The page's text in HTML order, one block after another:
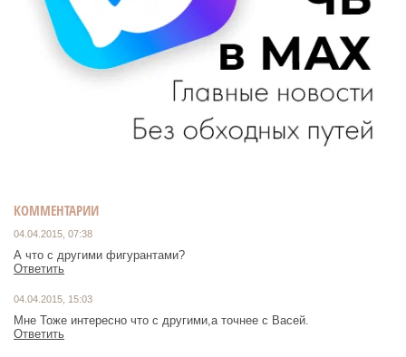
КОММЕНТАРИИ
04.04.2015, 07:38
А что с другими фигурантами?
Ответить
04.04.2015, 15:03
Мне Тоже интересно что с другими,а точнее с Васей.
Ответить